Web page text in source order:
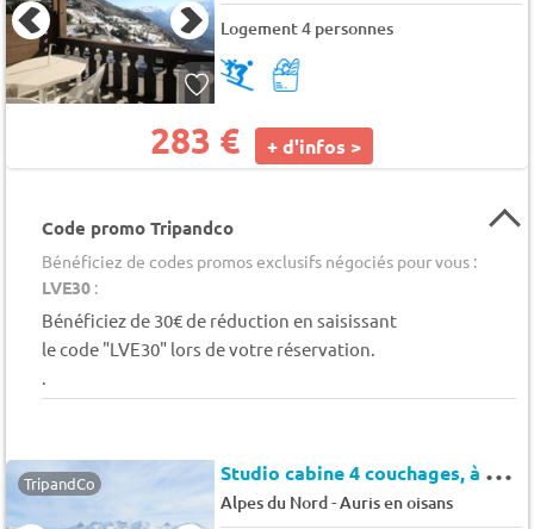
Logement 4 personnes
283 € + d'infos >
Code promo Tripandco
Bénéficiez de codes promos exclusifs négociés pour vous :
LVE30 :
Bénéficiez de 30€ de réduction en saisissant
le code "LVE30" lors de votre réservation.
.
TripandCo S
tudio cabine 4 couchages, à 150m des pistes - Auris en Oisans - Campanules
Alpes du Nord-Auris en oisans